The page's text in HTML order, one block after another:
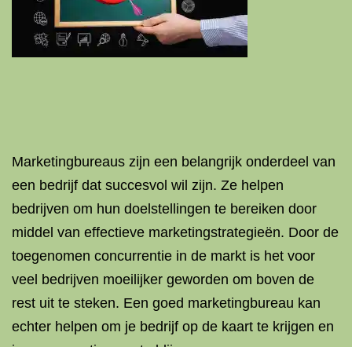
Marketingbureaus zijn een belangrijk onderdeel van
een bedrijf dat succesvol wil zijn. Ze helpen
bedrijven om hun doelstellingen te bereiken door
middel van effectieve marketingstrategieën. Door de
toegenomen concurrentie in de markt is het voor
veel bedrijven moeilijker geworden om boven de
rest uit te steken. Een goed marketingbureau kan
echter helpen om je bedrijf op de kaart te krijgen en